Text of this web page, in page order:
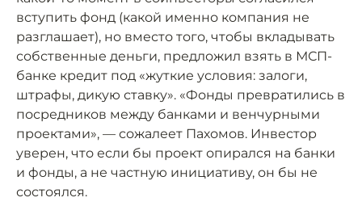
вступить фонд (какой именно компания не
разглашает), но вместо того, чтобы вкладывать
собственные деньги, предложил взять в МСП-
банке кредит под «жуткие условия: залоги,
штрафы, дикую ставку». «Фонды превратились в
посредников между банками и венчурными
проектами», — сожалеет Пахомов. Инвестор
уверен, что если бы проект опирался на банки
и фонды, а не частную инициативу, он бы не
состоялся.